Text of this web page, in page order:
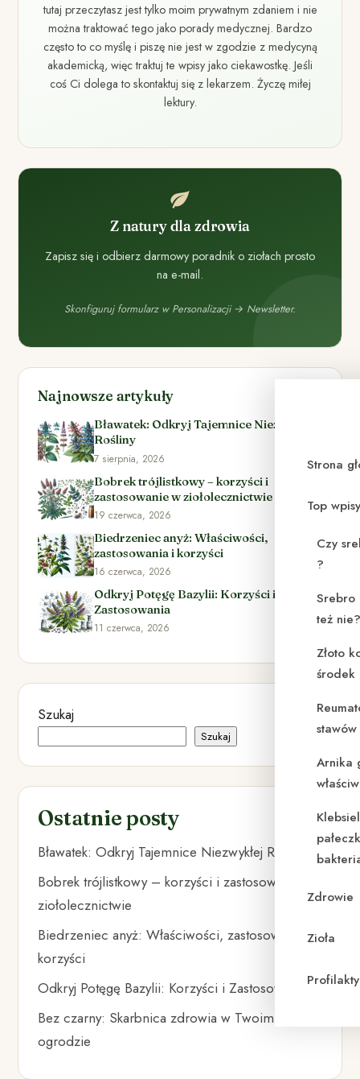
Strona
Top
Czy
?
też
Złoto
środek
Arnika
Zdrowie
Zioła
tutaj przeczytasz jest tylko moim prywatnym zdaniem i nie
można traktować tego jako porady medycznej. Bardzo
często to co myślę i piszę nie jest w zgodzie z medycyną
akademicką, więc traktuj te wpisy jako ciekawostkę. Jeśli
coś Ci dolega to skontaktuj się z lekarzem. Życzę miłej
lektury.
Z natury dla zdrowia
Zapisz się i odbierz darmowy poradnik o ziołach prosto
na e-mail.
Skonfiguruj formularz w Personalizacji → Newsletter.
Najnowsze artykuły
Bławatek: Odkryj Tajemnice Niezwykłej
Rośliny
7 sierpnia, 2026
Bobrek trójlistkowy – korzyści i
zastosowanie w ziołolecznictwie
19 czerwca, 2026
Biedrzeniec anyż: Właściwości,
zastosowania i korzyści
16 czerwca, 2026
Odkryj Potęgę Bazylii: Korzyści i
Zastosowania
11 czerwca, 2026
Szukaj
Szukaj
Ostatnie posty
Bławatek: Odkryj Tajemnice Niezwykłej Rośliny
Bobrek trójlistkowy – korzyści i zastosowanie w
ziołolecznictwie
Biedrzeniec anyż: Właściwości, zastosowania i
korzyści
Odkryj Potęgę Bazylii: Korzyści i Zastosowania
Bez czarny: Skarbnica zdrowia w Twoim
ogrodzie